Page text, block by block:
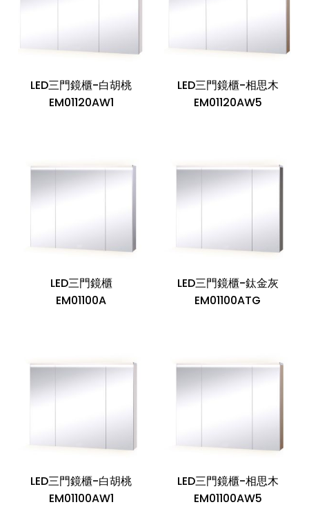
LED三門鏡櫃-白胡桃
EM01120AW1
LED三門鏡櫃-相思木
EM01120AW5
LED三門鏡櫃
EM01100A
LED三門鏡櫃-鈦金灰
EM01100ATG
LED三門鏡櫃-白胡桃
EM01100AW1
LED三門鏡櫃-相思木
EM01100AW5